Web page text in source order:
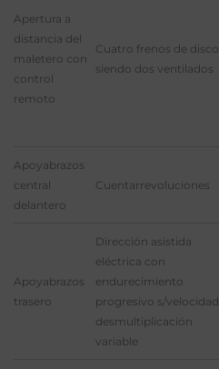
Apertura a
distancia del
maletero con
control
remoto
Cuatro frenos de disco
siendo dos ventilados
Apoyabrazos
central
delantero
Cuentarrevoluciones
Apoyabrazos
trasero
Dirección asistida
eléctrica con
endurecimiento
progresivo s/
desmultiplicación
variable